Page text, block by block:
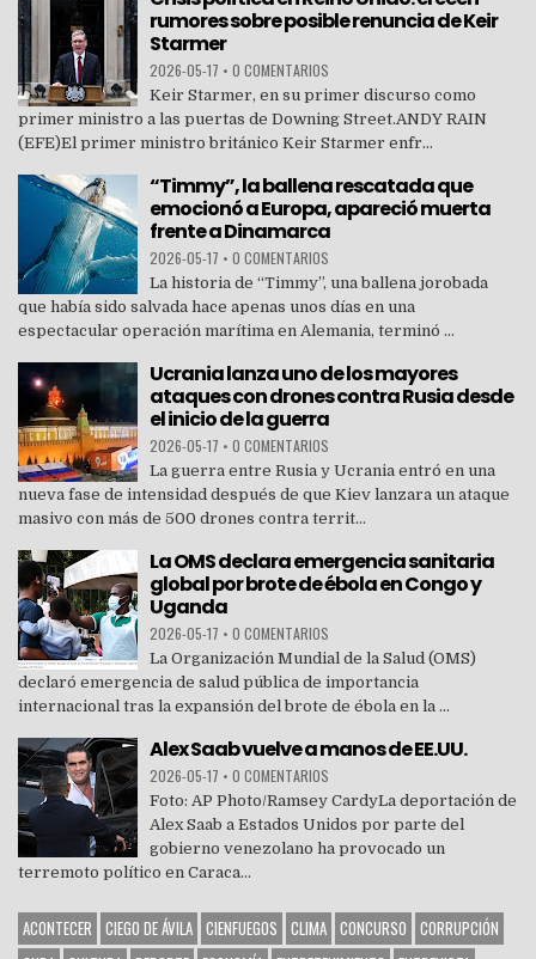
rumores sobre posible renuncia de Keir
Starmer
2026-05-17 • 0 COMENTARIOS
Keir Starmer, en su primer discurso como
primer ministro a las puertas de Downing Street.ANDY RAIN
(EFE)El primer ministro británico Keir Starmer enfr...
“Timmy”, la ballena rescatada que
emocionó a Europa, apareció muerta
frente a Dinamarca
2026-05-17 • 0 COMENTARIOS
La historia de “Timmy”, una ballena jorobada
que había sido salvada hace apenas unos días en una
espectacular operación marítima en Alemania, terminó ...
Ucrania lanza uno de los mayores
ataques con drones contra Rusia desde
el inicio de la guerra
2026-05-17 • 0 COMENTARIOS
La guerra entre Rusia y Ucrania entró en una
nueva fase de intensidad después de que Kiev lanzara un ataque
masivo con más de 500 drones contra territ...
La OMS declara emergencia sanitaria
global por brote de ébola en Congo y
Uganda
2026-05-17 • 0 COMENTARIOS
La Organización Mundial de la Salud (OMS)
declaró emergencia de salud pública de importancia
internacional tras la expansión del brote de ébola en la ...
Alex Saab vuelve a manos de EE.UU.
2026-05-17 • 0 COMENTARIOS
Foto: AP Photo/Ramsey CardyLa deportación de
Alex Saab a Estados Unidos por parte del
gobierno venezolano ha provocado un
terremoto político en Caraca...
ACONTECER CIEGO DE ÁVILA CIENFUEGOS CLIMA CONCURSO CORRUPCIÓN